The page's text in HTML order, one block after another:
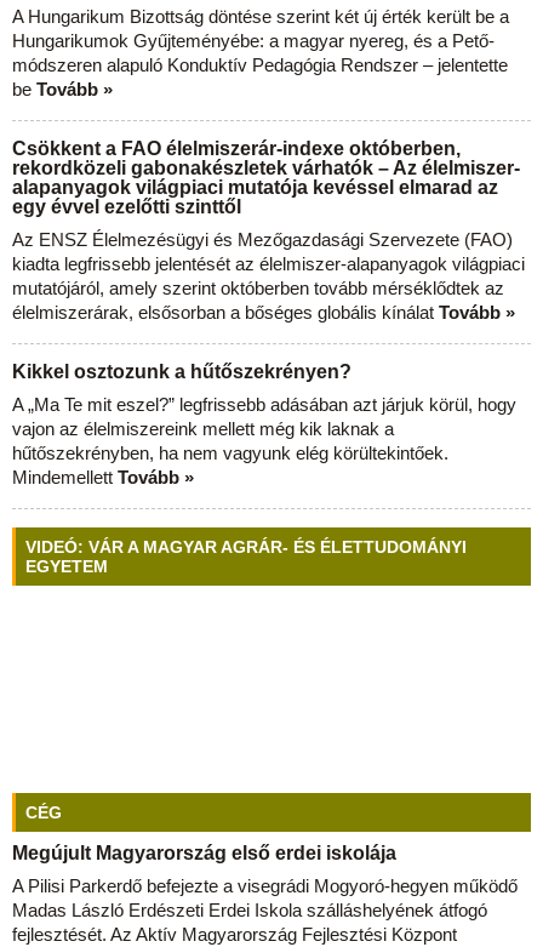
A Hungarikum Bizottság döntése szerint két új érték került be a
Hungarikumok Gyűjteményébe: a magyar nyereg, és a Pető-
módszeren alapuló Konduktív Pedagógia Rendszer – jelentette
be Tovább »
Csökkent a FAO élelmiszerár-indexe októberben,
rekordközeli gabonakészletek várhatók – Az élelmiszer-
alapanyagok világpiaci mutatója kevéssel elmarad az
egy évvel ezelőtti szinttől
Az ENSZ Élelmezésügyi és Mezőgazdasági Szervezete (FAO)
kiadta legfrissebb jelentését az élelmiszer-alapanyagok világpiaci
mutatójáról, amely szerint októberben tovább mérséklődtek az
élelmiszerárak, elsősorban a bőséges globális kínálat Tovább »
Kikkel osztozunk a hűtőszekrényen?
A „Ma Te mit eszel?” legfrissebb adásában azt járjuk körül, hogy
vajon az élelmiszereink mellett még kik laknak a
hűtőszekrényben, ha nem vagyunk elég körültekintőek.
Mindemellett Tovább »
VIDEÓ: VÁR A MAGYAR AGRÁR- ÉS ÉLETTUDOMÁNYI
EGYETEM
CÉG
Megújult Magyarország első erdei iskolája
A Pilisi Parkerdő befejezte a visegrádi Mogyoró-hegyen működő
Madas László Erdészeti Erdei Iskola szálláshelyének átfogó
fejlesztését. Az Aktív Magyarország Fejlesztési Központ